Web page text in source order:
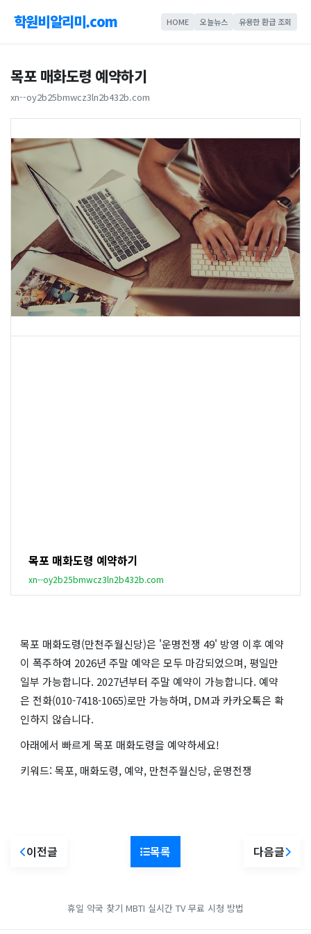
학원비알리미.com HOME 오늘뉴스 유용한 환급 조회
목포 매화도령 예약하기
xn--oy2b25bmwcz3ln2b432b.com
목포 매화도령 예약하기
xn--oy2b25bmwcz3ln2b432b.com
목포 매화도령(만천주월신당)은 '운명전쟁 49' 방영 이후 예약
이 폭주하여 2026년 주말 예약은 모두 마감되었으며, 평일만
일부 가능합니다. 2027년부터 주말 예약이 가능합니다. 예약
은 전화(010-7418-1065)로만 가능하며, DM과 카카오톡은 확
인하지 않습니다.
아래에서 빠르게 목포 매화도령을 예약하세요!
키워드: 목포, 매화도령, 예약, 만천주월신당, 운명전쟁
이전글 목록 다음글
휴일 약국 찾기 MBTI 실시간 TV 무료 시청 방법